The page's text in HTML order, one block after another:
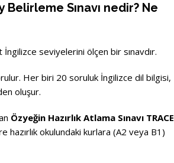
Belirleme Sınavı nedir? Ne
seviyelerini ölçen bir sınavdır.
Her biri 20 soruluk İngilizce dil bilgisi,
oluşur.
Özyeğin Hazırlık Atlama Sınavı TRACE
hazırlık okulundaki kurlara (A2 veya B1)